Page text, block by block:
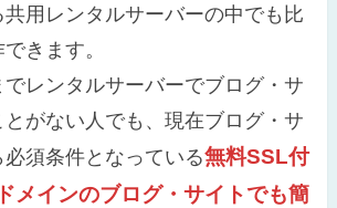
用レンタルサーバーの中でも比
きます。
レンタルサーバーでブログ・サ
がない人でも、現在ブログ・サ
必須条件となっている無料SSL付
メインのブログ・サイトでも簡